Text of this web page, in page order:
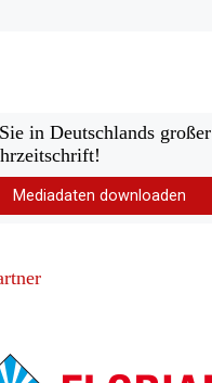
in Deutschlands großer
Mediadaten downloaden